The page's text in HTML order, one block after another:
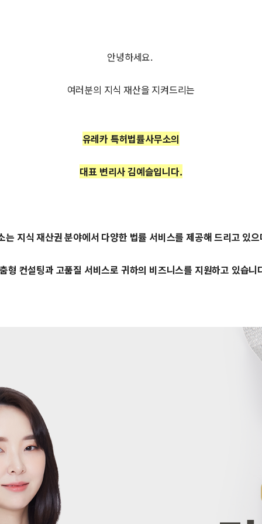
안녕하세요.
여러분의 지식 재산을 지켜드리는
유레카 특허법률사무소의
대표 변리사 김예슬입니다.
는 지식 재산권 분야에서 다양한 법률 서비스를 제공해 드리고 있
형 컨설팅과 고품질 서비스로 귀하의 비즈니스를 지원하고 있습